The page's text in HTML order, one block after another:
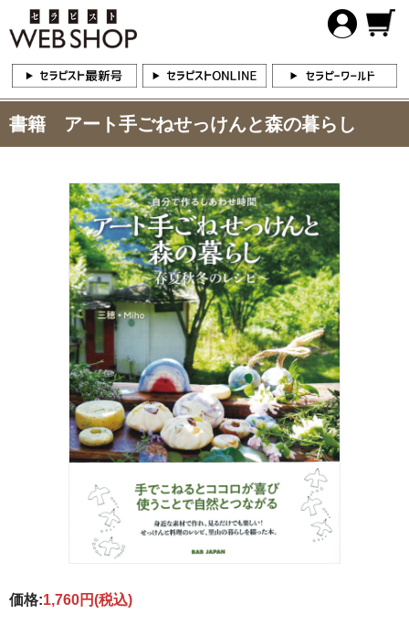
書籍 アート手ごねせっけんと森の暮らし
価格:1,760円(税込)